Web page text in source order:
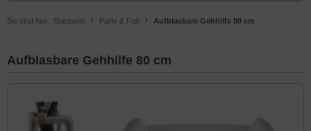
Sie sind hier: Startseite Party & Fun Aufblasbare Gehhilfe 80 cm
Aufblasbare Gehhilfe 80 cm